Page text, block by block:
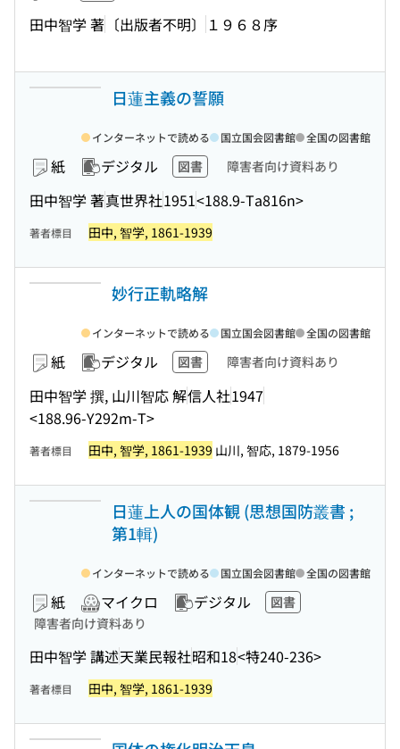
田中智学 著 〔出版者不明〕 １９６８序
日蓮主義の誓願
紙 デジタル 図書 障害者向け資料あり
田中智学 著真世界社1951<188.9-Ta816n>
インターネットで読める 国立国会図書館 全国の図書館
著者標目 田中, 智学, 1861-1939
妙行正軌略解
紙 デジタル 図書 障害者向け資料あり
田中智学 撰, 山川智応 解信人社1947
<188.96-Y292m-T>
インターネットで読める 国立国会図書館 全国の図書館
著者標目 田中, 智学, 1861-1939 山川, 智応, 1879-1956
日蓮上人の国体観 (思想国防叢書 ;
第1輯)
紙 マイクロ デジタル
図書
障害者向け資料あり
田中智学 講述天業民報社昭和18<特240-236>
インターネットで読める 国立国会図書館 全国の図書館
著者標目 田中, 智学, 1861-1939